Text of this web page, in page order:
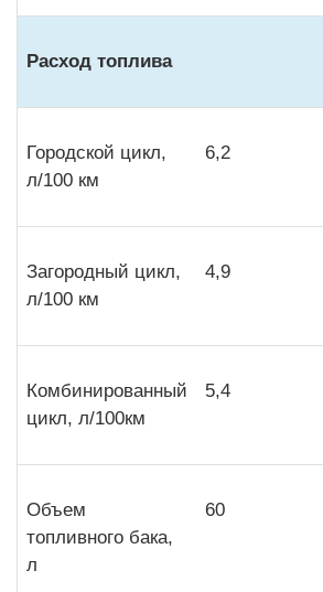
Расход топлива
Городской цикл,
л/100 км
6,2
Загородный цикл,
л/100 км
4,9
Комбинированный
цикл, л/100км
5,4
Объем
топливного бака,
л
60